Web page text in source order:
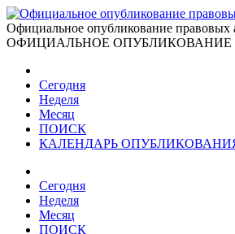
Официальное опубликование правовых
ОФИЦИАЛЬНОЕ ОПУБЛИКОВАНИЕ
Сегодня
Неделя
Месяц
ПОИСК
КАЛЕНДАРЬ
Сегодня
Неделя
Месяц
ПОИСК